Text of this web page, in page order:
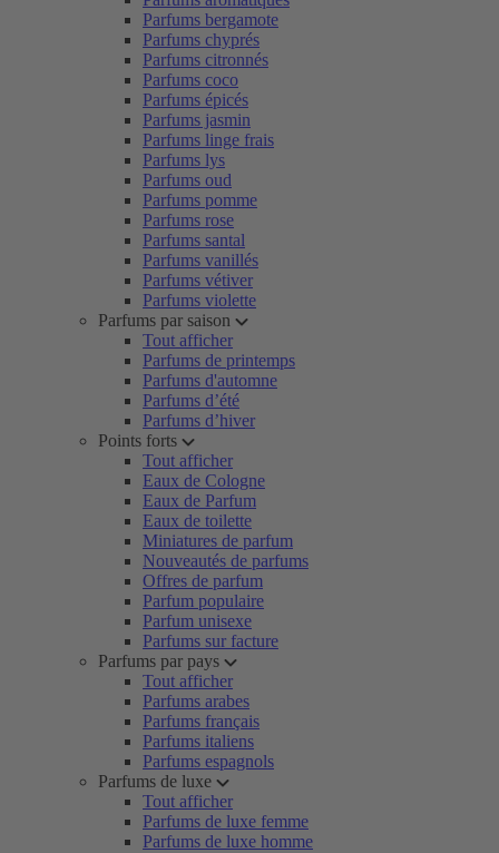
Parfums bergamote
Parfums chyprés
Parfums citronnés
Parfums coco
Parfums épicés
Parfums jasmin
Parfums linge frais
Parfums lys
Parfums oud
Parfums pomme
Parfums rose
Parfums santal
Parfums vanillés
Parfums vétiver
Parfums violette
Parfums par saison
Tout afficher
Parfums de printemps
Parfums d'automne
Parfums d’été
Parfums d’hiver
Points forts
Tout afficher
Eaux de Cologne
Eaux de Parfum
Eaux de toilette
Miniatures de parfum
Nouveautés de parfums
Offres de parfum
Parfum populaire
Parfum unisexe
Parfums sur facture
Parfums par pays
Tout afficher
Parfums arabes
Parfums français
Parfums italiens
Parfums espagnols
Parfums de luxe
Tout afficher
Parfums de luxe femme
Parfums de luxe homme